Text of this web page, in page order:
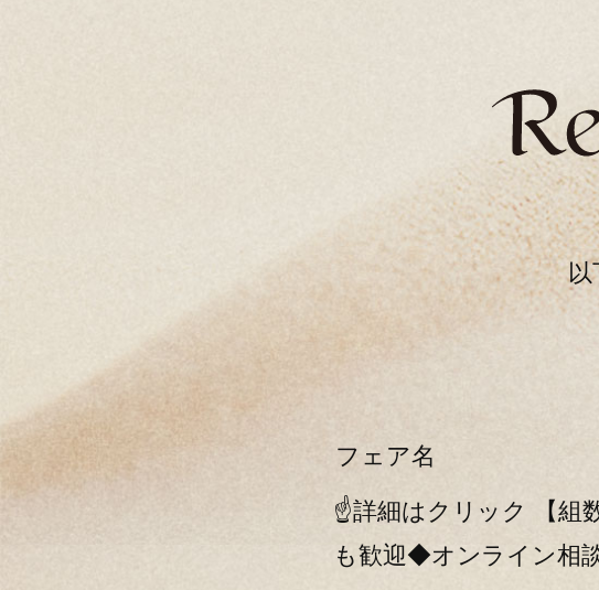
以
フェア名
☝詳細はクリック 【組
も歓迎◆オンライン相